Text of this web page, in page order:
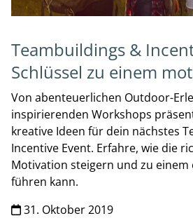
Teambuildings &
Schlüssel zu einem
Von abenteuerlichen Outdoor-
inspirierenden Workshops
kreative Ideen für dein nächstes
Incentive Event. Erfahre, wie die
Motivation steigern und zu einem
führen kann.
31. Oktober 2019